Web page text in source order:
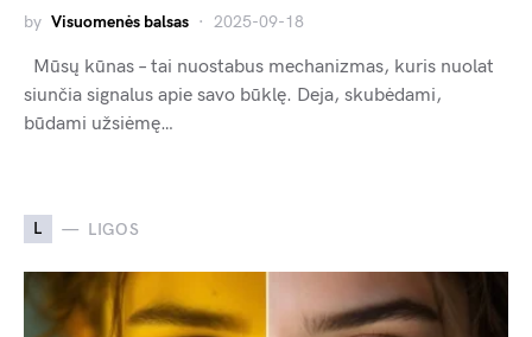
by Visuomenės balsas 2025-09-18
Mūsų kūnas – tai nuostabus mechanizmas, kuris nuolat
siunčia signalus apie savo būklę. Deja, skubėdami,
būdami užsiėmę…
L LIGOS